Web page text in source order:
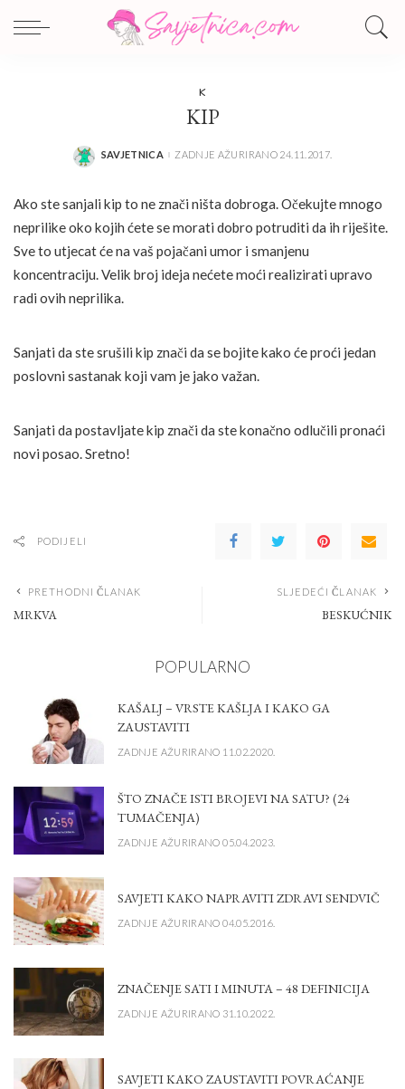
K
KIP
POSTED
SAVJETNICA ZADNJE AŽURIRANO 24.11.2017.
Ako ste sanjali kip to ne znači ništa dobroga. Očekujte mnogo
neprilike oko kojih ćete se morati dobro potruditi da ih riješite.
Sve to utjecat će na vaš pojačani umor i smanjenu
koncentraciju. Velik broj ideja nećete moći realizirati upravo
radi ovih neprilika.
Sanjati da ste srušili kip znači da se bojite kako će proći jedan
poslovni sastanak koji vam je jako važan.
Sanjati da postavljate kip znači da ste konačno odlučili pronaći
novi posao. Sretno!
PODIJELI
PRETHODNI ČLANAK
MRKVA
SLJEDEĆI ČLANAK
BESKUĆNIK
POPULARNO
KAŠALJ – VRSTE KAŠLJA I KAKO GA
ZAUSTAVITI
ZADNJE AŽURIRANO 11.02.2020.
ŠTO ZNAČE ISTI BROJEVI NA SATU? (24
TUMAČENJA)
ZADNJE AŽURIRANO 05.04.2023.
SAVJETI KAKO NAPRAVITI ZDRAVI SENDVIČ
ZADNJE AŽURIRANO 04.05.2016.
ZNAČENJE SATI I MINUTA – 48 DEFINICIJA
ZADNJE AŽURIRANO 31.10.2022.
SAVJETI KAKO ZAUSTAVITI POVRAĆANJE